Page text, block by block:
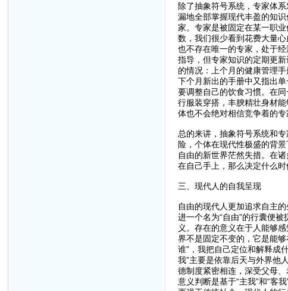
除了抽象符号系统，专家体
漏地全部掌握现代丰盈的知
家。专家是被固定在某一职
数，我们很少看到花费大量
也不存在唯一的专家，处于
指导，但专家知识的定期更
的情况：上个月的健康管理
下个月新出的手册中又指出
要调整自己的饮食习惯。在
行服装穿搭，丰腴精壮身材
体也不会绝对相信竞争着的
总的来讲，抽象符号系统和
险，个体在现代性极盛的背
自由的新世界茫然失措。在
在自己手上，那么决定什么
三、现代人的自我呈现
自由的现代人更加追求自主
进一个名为“自由”的行囊便
义。存在的意义在于人能够
界不是固定不变的，它是能
谁”，我把自己定位和解释成
我”主要是依靠后天与外界他
德制度紧密相连，深受父母
意义判断是基于“主我”和“客